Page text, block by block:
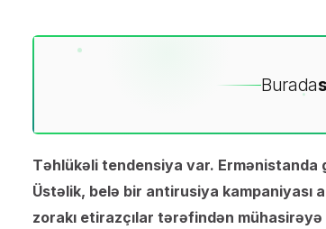
Burada
Təhlükəli tendensiya var. Ermənistanda
Üstəlik, belə bir antirusiya kampaniyası
zorakı etirazçılar tərəfindən mühasirəyə